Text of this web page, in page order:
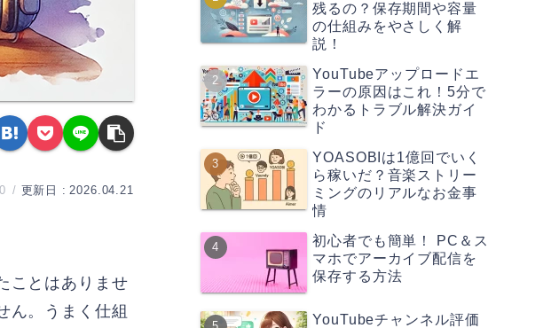
2026.04.21
ことはありませ
ん。うまく仕組
残るの？保存期間や容量
の仕組みをやさしく解
説！
YouTubeアップロードエ
ラーの原因はこれ！5分で
わかるトラブル解決ガイ
ド
YOASOBIは1億回でいく
ら稼いだ？音楽ストリー
ミングのリアルなお金事
情
初心者でも簡単！ PC＆ス
マホでアーカイブ配信を
保存する方法
YouTubeチャンネル評価